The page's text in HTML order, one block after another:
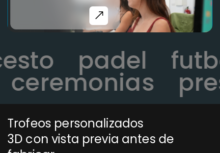
padel
Trofeos personalizados
3D con vista previa antes de